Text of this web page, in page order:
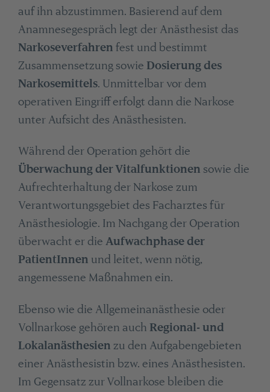
auf ihn abzustimmen. Basierend auf dem
Anamnesegespräch legt der Anästhesist das
Narkoseverfahren fest und bestimmt
Zusammensetzung sowie Dosierung des
Narkosemittels. Unmittelbar vor dem
operativen Eingriff erfolgt dann die Narkose
unter Aufsicht des Anästhesisten.
Während der Operation gehört die
Überwachung der Vitalfunktionen sowie die
Aufrechterhaltung der Narkose zum
Verantwortungsgebiet des Facharztes für
Anästhesiologie. Im Nachgang der Operation
überwacht er die Aufwachphase der
PatientInnen und leitet, wenn nötig,
angemessene Maßnahmen ein.
Ebenso wie die Allgemeinanästhesie oder
Vollnarkose gehören auch Regional- und
Lokalanästhesien zu den Aufgabengebieten
einer Anästhesistin bzw. eines Anästhesisten.
Im Gegensatz zur Vollnarkose bleiben die